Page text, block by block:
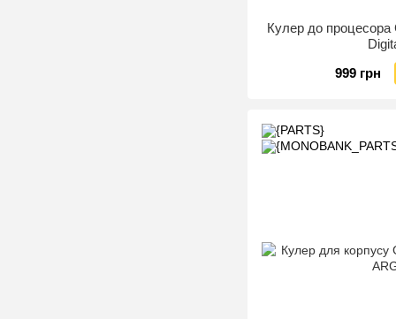
Кулер до
999 грн